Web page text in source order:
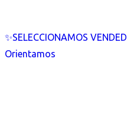
✨SELECCIONAMOS
Orientamos